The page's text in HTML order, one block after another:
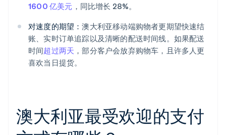
1600 亿美元 ，同比增长 28%。
对速度的期望：澳大利亚移动端购物者更期望快速结
账、实时订单追踪以及清晰的配送时间线。如果配送
时间超过两天 ，部分客户会放弃购物车，且许多人更
喜欢当日提货。
澳大利亚最受欢迎的支付